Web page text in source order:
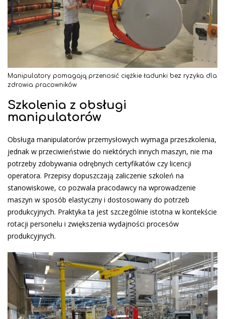
Manipulatory pomagają przenosić ciężkie ładunki bez ryzyka dla
zdrowia pracowników
Szkolenia z obsługi
manipulatorów
Obsługa manipulatorów przemysłowych wymaga przeszkolenia,
jednak w przeciwieństwie do niektórych innych maszyn, nie ma
potrzeby zdobywania odrębnych certyfikatów czy licencji
operatora. Przepisy dopuszczają zaliczenie szkoleń na
stanowiskowe, co pozwala pracodawcy na wprowadzenie
maszyn w sposób elastyczny i dostosowany do potrzeb
produkcyjnych. Praktyka ta jest szczególnie istotna w kontekście
rotacji personelu i zwiększenia wydajności procesów
produkcyjnych.